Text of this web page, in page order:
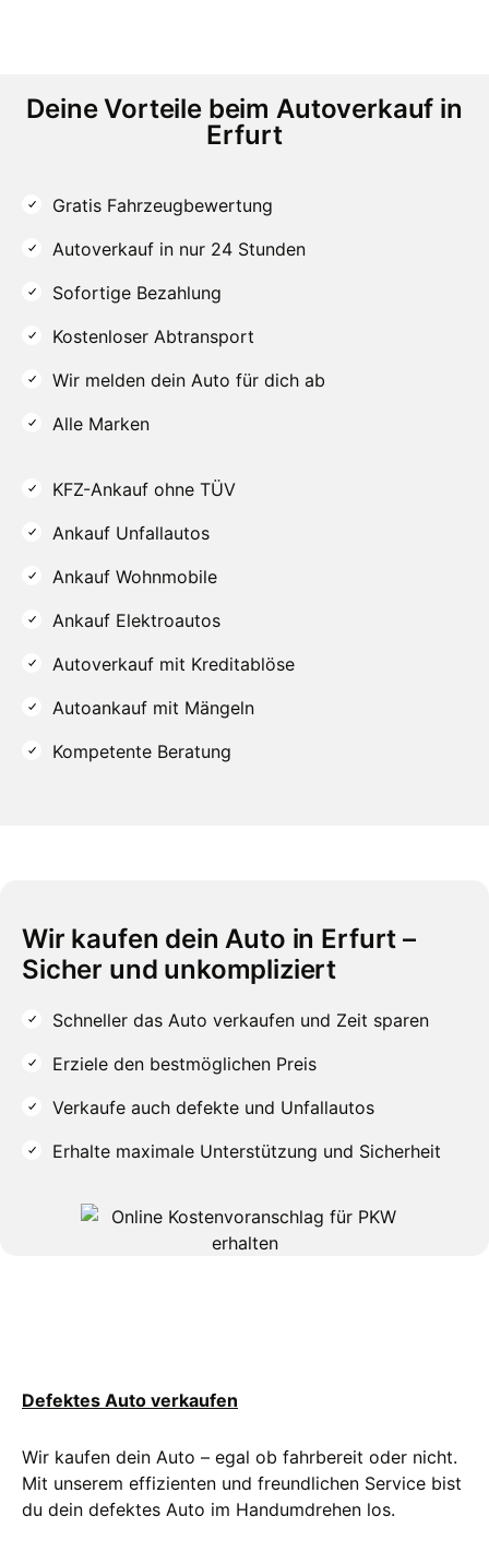
Deine Vorteile beim Autoverkauf in
Erfurt
Gratis Fahrzeugbewertung
Autoverkauf in nur 24 Stunden
Sofortige Bezahlung
Kostenloser Abtransport
Wir melden dein Auto für dich ab
Alle Marken
KFZ-Ankauf ohne TÜV
Ankauf Unfallautos
Ankauf Wohnmobile
Ankauf Elektroautos
Autoverkauf mit Kreditablöse
Autoankauf mit Mängeln
Kompetente Beratung
Wir kaufen dein Auto in Erfurt –
Sicher und unkompliziert
Schneller das Auto verkaufen und Zeit sparen
Erziele den bestmöglichen Preis
Verkaufe auch defekte und Unfallautos
Erhalte maximale Unterstützung und Sicherheit
Defektes Auto verkaufen
Wir kaufen dein Auto – egal ob fahrbereit oder nicht.
Mit unserem effizienten und freundlichen Service bist
du dein defektes Auto im Handumdrehen los.